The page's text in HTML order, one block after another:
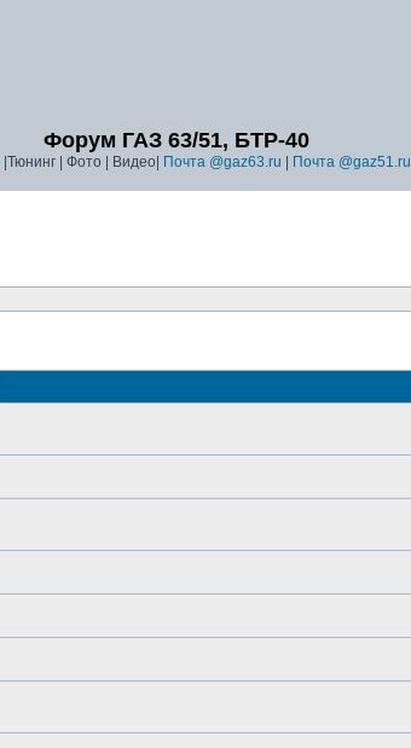
Форум ГАЗ 63/51, БТР-40
|Тюнинг | Фото | Видео| Почта @gaz63.ru Почта @gaz51.ru